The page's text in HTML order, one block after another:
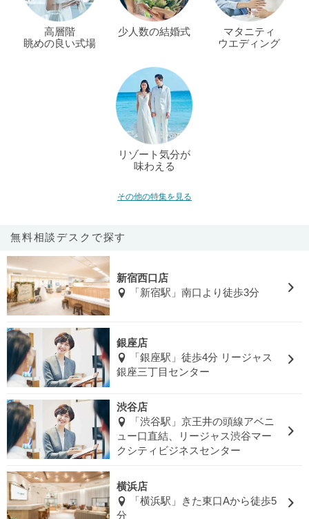
高層階
眺めの良い式場
少人数の結婚式
マタニティ
ウエディング
リゾート気分が
味わえる
その他の特集を見る
無料相談デスクで探す
新宿西口店
「新宿駅」南口より徒歩3分
銀座店
「銀座駅」徒歩4分 リージャス
銀座三丁目センター
渋谷店
「渋谷駅」京王井の頭線アベニ
ュー口直結、リージャス渋谷マー
クシティビジネスセンター
横浜店
「横浜駅」きた東口Aから徒歩5
分